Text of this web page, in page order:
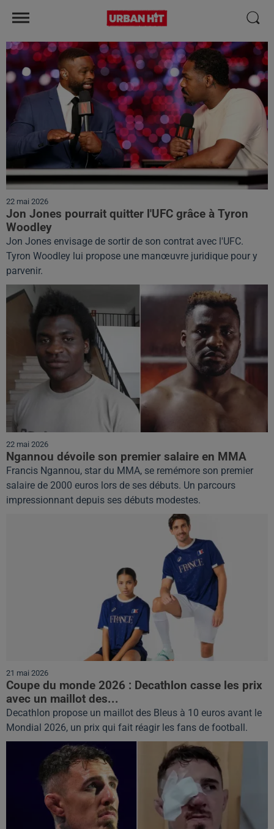
22 mai 2026
Jon Jones pourrait quitter l'UFC grâce à Tyron
Woodley
Jon Jones envisage de sortir de son contrat avec l'UFC.
Tyron Woodley lui propose une manœuvre juridique pour y
parvenir.
22 mai 2026
Ngannou dévoile son premier salaire en MMA
Francis Ngannou, star du MMA, se remémore son premier
salaire de 2000 euros lors de ses débuts. Un parcours
impressionnant depuis ses débuts modestes.
21 mai 2026
Coupe du monde 2026 : Decathlon casse les prix
avec un maillot des...
Decathlon propose un maillot des Bleus à 10 euros avant le
Mondial 2026, un prix qui fait réagir les fans de football.